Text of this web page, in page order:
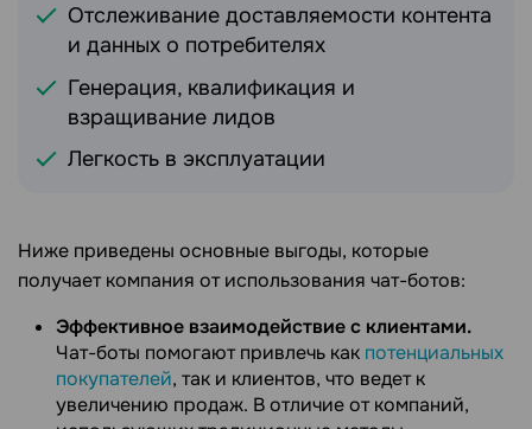
Отслеживание доставляемости контента
и данных о потребителях
Генерация, квалификация и
взращивание лидов
Легкость в эксплуатации
Ниже приведены основные выгоды, которые
получает компания от использования чат-ботов:
Эффективное взаимодействие с клиентами.
Чат-боты помогают привлечь как потенциальных
покупателей, так и клиентов, что ведет к
увеличению продаж. В отличие от компаний,